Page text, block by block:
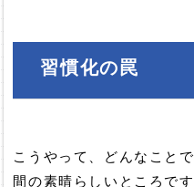
習慣化の罠
こうやって、どんなこと
間の素晴らしいところです